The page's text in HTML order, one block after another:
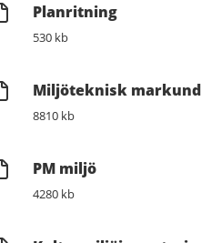
Planritning
530 kb
Miljöteknisk
8810 kb
PM miljö
4280 kb